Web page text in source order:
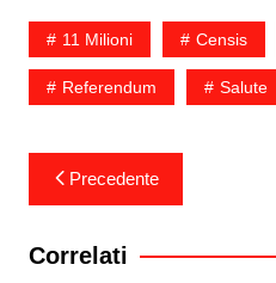
11 Milioni Censis
Referendum Salute
Navigazione
articoli
Precedente
Correlati